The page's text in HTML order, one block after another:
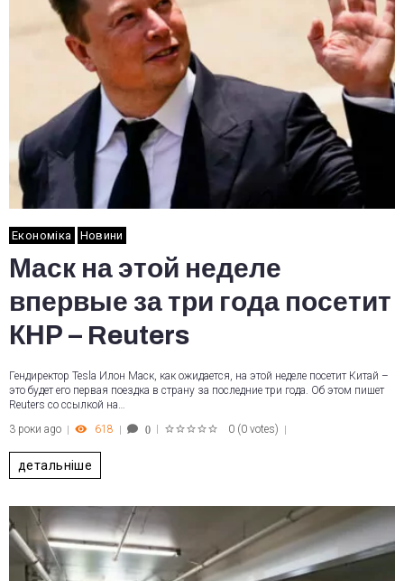
Економіка Новини
Маск на этой неделе
впервые за три года посетит
КНР – Reuters
Гендиректор Tesla Илон Маск, как ожидается, на этой неделе посетит Китай –
это будет его первая поездка в страну за последние три года. Об этом пишет
Reuters со ссылкой на…
3 роки ago
618 0 0 (0 votes)
детальніше